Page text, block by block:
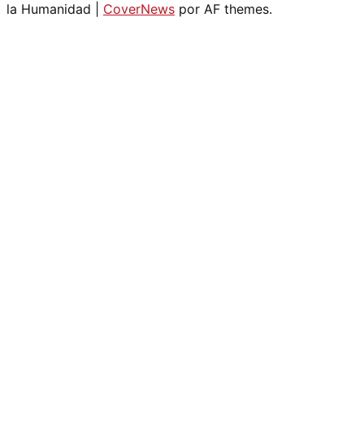
la Humanidad
CoverNews por AF themes.